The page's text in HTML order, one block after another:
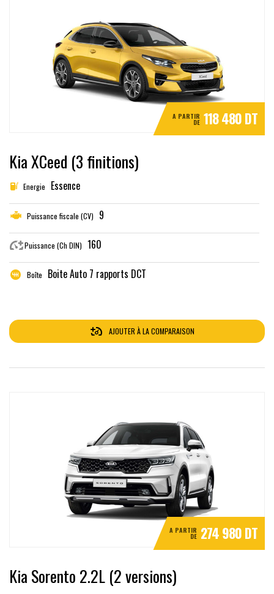
A PARTIR
DE 118 480 DT
Kia XCeed (3 finitions)
Energie Essence
Puissance fiscale (CV) 9
Puissance (Ch DIN) 160
Boîte Boite Auto 7 rapports DCT
AJOUTER À LA COMPARAISON
A PARTIR
DE 274 980 DT
Kia Sorento 2.2L (2 versions)